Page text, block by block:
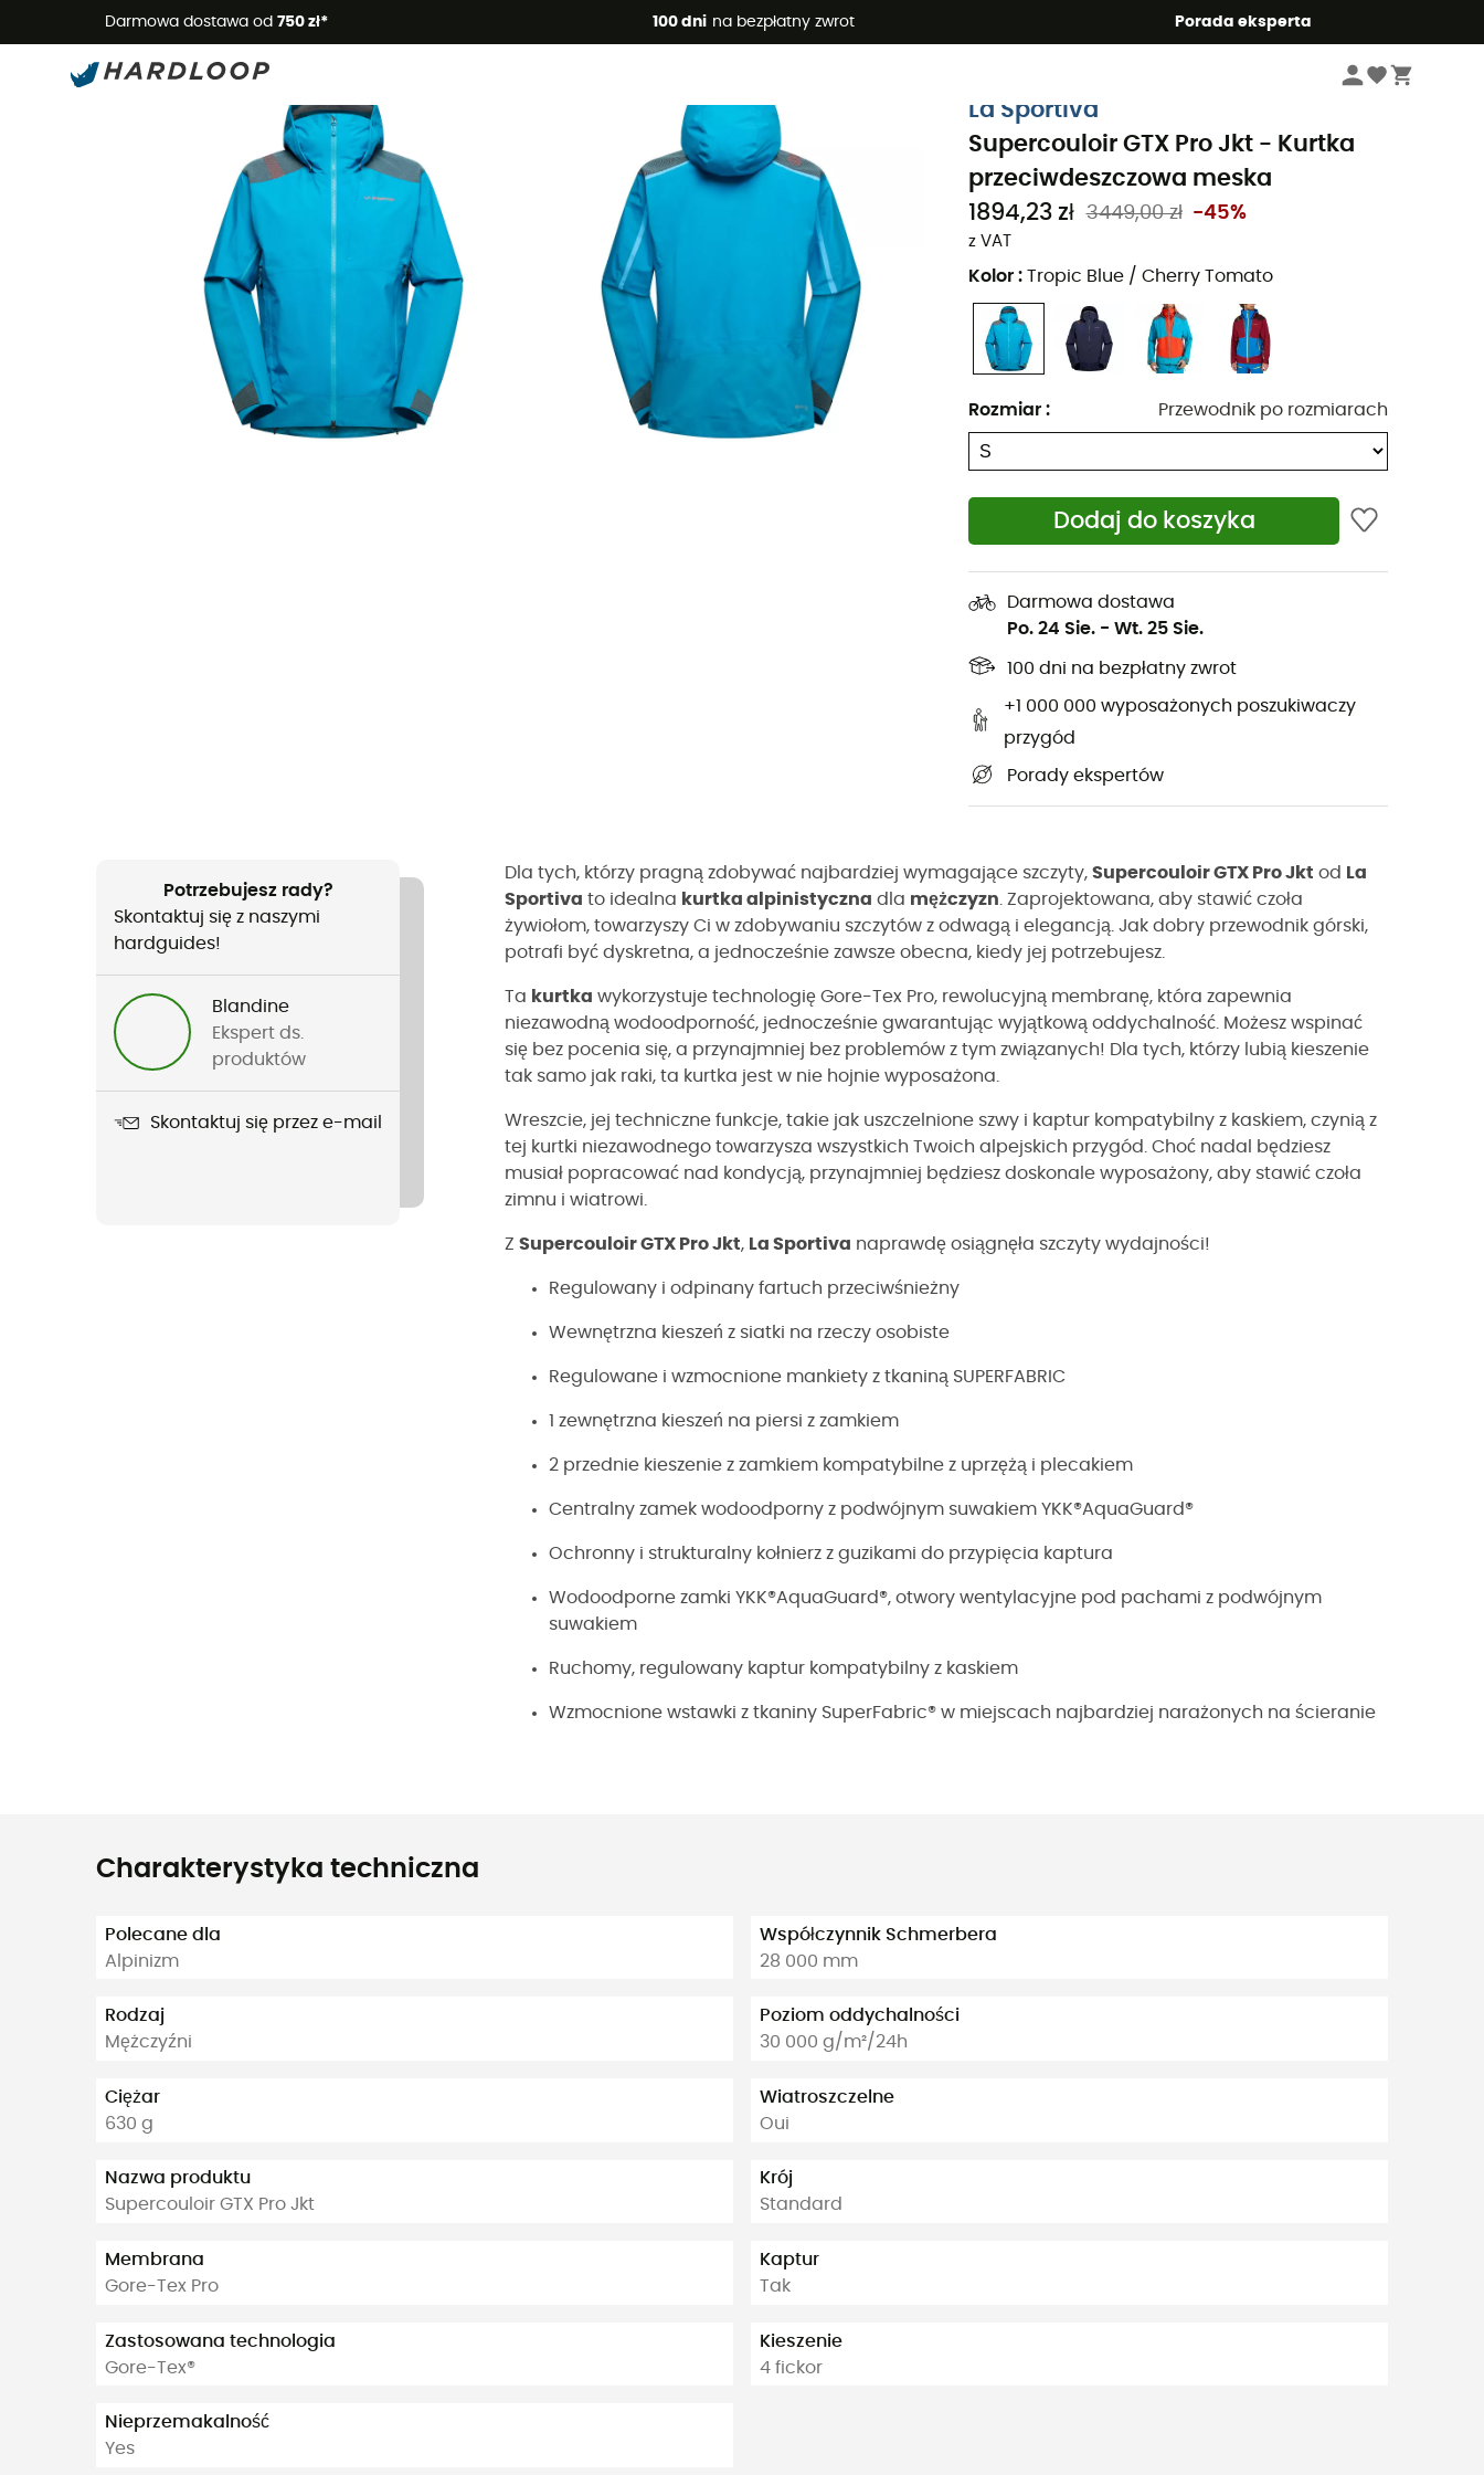
Darmowa dostawa od 750 zł* 100 dni na bezpłatny zwrot Porada eksperta
Letnie promocje 🔥 -5% DODATKOWO przy zakupie 2 produktów*, kod Summer5
Kurtki przeciwdeszczowe meskie
La Sportiva
Supercouloir GTX Pro Jkt - Kurtka
przeciwdeszczowa meska
1894,23 zł 3449,00 zł -45%
z VAT
Kolor : Tropic Blue / Cherry Tomato
Rozmiar : Przewodnik po rozmiarach
Dodaj do koszyka
Darmowa dostawa
Po. 24 Sie. - Wt. 25 Sie.
100 dni na bezpłatny zwrot
+1 000 000 wyposażonych poszukiwaczy
przygód
Porady ekspertów
Potrzebujesz rady?
Skontaktuj się z naszymi
hardguides!
Blandine
Ekspert ds.
produktów
Skontaktuj się przez e-mail
Dla tych, którzy pragną zdobywać najbardziej wymagające szczyty, Supercouloir GTX Pro Jkt od
La
Sportiva to idealna kurtka alpinistyczna dla mężczyzn . Zaprojektowana, aby stawić czoła
żywiołom, towarzyszy Ci w zdobywaniu szczytów z odwagą i elegancją. Jak dobry przewodnik górski,
potrafi być dyskretna, a jednocześnie zawsze obecna, kiedy jej potrzebujesz.
Ta kurtka wykorzystuje technologię Gore-Tex Pro, rewolucyjną membranę, która zapewnia
niezawodną wodoodporność, jednocześnie gwarantując wyjątkową oddychalność. Możesz wspinać
się bez pocenia się, a przynajmniej bez problemów z tym związanych! Dla tych, którzy lubią kieszenie
tak samo jak raki, ta kurtka jest w nie hojnie wyposażona.
Wreszcie, jej techniczne funkcje, takie jak uszczelnione szwy i kaptur kompatybilny z kaskiem, czynią z
tej kurtki niezawodnego towarzysza wszystkich Twoich alpejskich przygód. Choć nadal będziesz
musiał popracować nad kondycją, przynajmniej będziesz doskonale wyposażony, aby stawić czoła
zimnu i wiatrowi.
Z Supercouloir GTX Pro Jkt, La Sportiva naprawdę osiągnęła szczyty wydajności!
Regulowany i odpinany fartuch przeciwśnieżny
Wewnętrzna kieszeń z siatki na rzeczy osobiste
Regulowane i wzmocnione mankiety z tkaniną SUPERFABRIC
1 zewnętrzna kieszeń na piersi z zamkiem
2 przednie kieszenie z zamkiem kompatybilne z uprzężą i plecakiem
Centralny zamek wodoodporny z podwójnym suwakiem YKK®AquaGuard®
Ochronny i strukturalny kołnierz z guzikami do przypięcia kaptura
Wodoodporne zamki YKK®AquaGuard®, otwory wentylacyjne pod pachami z podwójnym
suwakiem
Ruchomy, regulowany kaptur kompatybilny z kaskiem
Wzmocnione wstawki z tkaniny SuperFabric® w miejscach najbardziej narażonych na ścieranie
Charakterystyka techniczna
Polecane dla
Alpinizm
Rodzaj
Mężczyźni
Ciężar
630 g
Nazwa produktu
Supercouloir GTX Pro Jkt
Membrana
Gore-Tex Pro
Zastosowana technologia
Gore-Tex®
Nieprzemakalność
Yes
Współczynnik Schmerbera
28 000 mm
Poziom oddychalności
30 000 g/m²/24h
Wiatroszczelne
Oui
Krój
Standard
Kaptur
Tak
Kieszenie
4 fickor